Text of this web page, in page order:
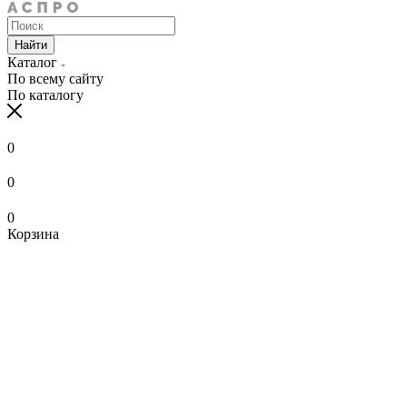
Найти
Каталог
По всему сайту
По каталогу
0
0
0
Корзина